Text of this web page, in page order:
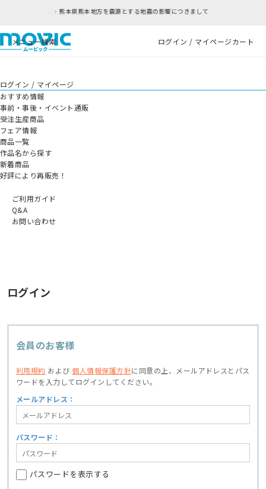
熊本県熊本地方を震源とする地震の影響につきまして
メニュー検索 ログイン / マイページカート
ログイン / マイページ
おすすめ情報
事前・事後・イベント通販
受注生産商品
フェア情報
商品一覧
作品名から探す
新着商品
好評により再販売！
ご利用ガイド
Q&A
お問い合わせ
ログイン
会員のお客様
利用規約 および個人情報保護方針に同意の上、
メールアドレスとパス
ワードを入力してログインしてください。
メールアドレス：
パスワード：
パスワードを表示する